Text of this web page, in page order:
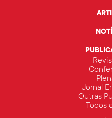
Jornal
Outras
Todos